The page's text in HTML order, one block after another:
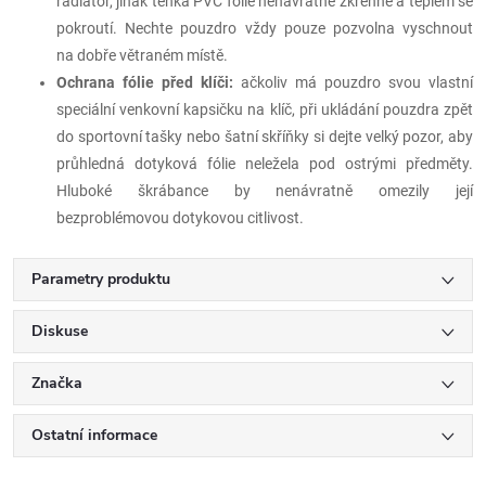
pokroutí. Nechte pouzdro vždy pouze pozvolna vyschnout
na dobře větraném místě.
Ochrana fólie před klíči: ačkoliv má pouzdro svou vlastní
speciální venkovní kapsičku na klíč, při ukládání pouzdra zpět
do sportovní tašky nebo šatní skříňky si dejte velký pozor, aby
průhledná dotyková fólie neležela pod ostrými předměty.
Hluboké škrábance by nenávratně omezily její
bezproblémovou dotykovou citlivost.
Parametry produktu
Diskuse
Značka
Ostatní informace